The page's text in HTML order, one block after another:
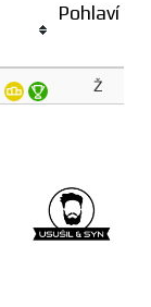
Pohlaví
Ž